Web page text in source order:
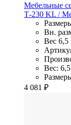
Мебельные
Т-230 KL /
Вн.
Вес 6,5
Вес:
4 081 ₽